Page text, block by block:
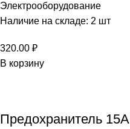
Электрооборудование
Наличие на складе: 2 шт
320.00 ₽
В корзину
Предохранитель 15А